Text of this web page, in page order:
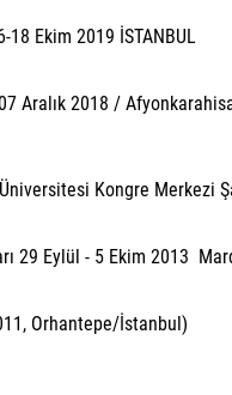
Ekim 2019 İSTANBUL
Aralık 2018 /
Kongre Merkezi
29 Eylül - 5 Ekim 2013
Orhantepe/İstanbul)